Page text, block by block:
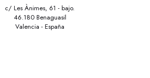
c/ Les Ànimes, 61 - bajo.
46.180 Benaguasil
Valencia - España